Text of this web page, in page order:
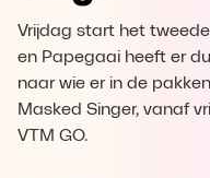
Vrijdag start het
en Papegaai heeft er
naar wie er in de
Masked Singer, vanaf
VTM GO.